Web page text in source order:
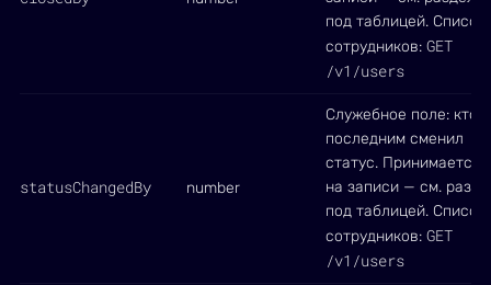
под таблицей. Список
сотрудников: GET
/v1/users
statusChangedBy number
Служебное поле: кто
последним сменил
статус. Принимается
на записи — см.
под таблицей. Список
сотрудников: GET
/v1/users